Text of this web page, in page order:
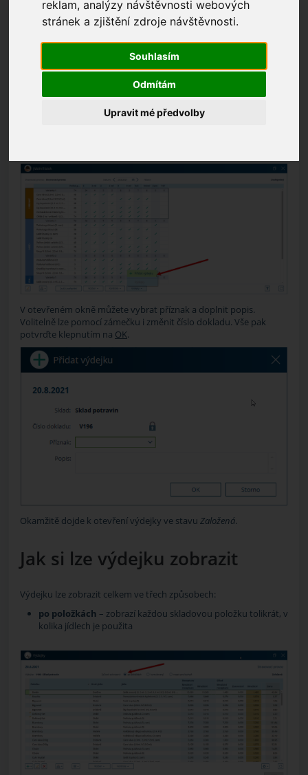
reklam, analýzy návštěvnosti webových
stránek a zjištění zdroje návštěvnosti.
Souhlasím
Odmítám
Upravit mé předvolby
K vydání surovin ze skladu dle sestaveného jídelního lístku
Jak založit výdejku
V otevřeném okně můžete vybrat příznak a doplnit popis.
Volitelně lze pomocí zámečku i změnit číslo dokladu. Vše pak
potvrďte klepnutím na OK.
Okamžitě dojde k otevření výdejky ve stavu Založená.
Jak si lze výdejku zobrazit
Výdejku lze zobrazit celkem ve třech způsobech:
po položkách – zobrazí každou skladovou položku tolikrát, v
kolika jídlech je použita